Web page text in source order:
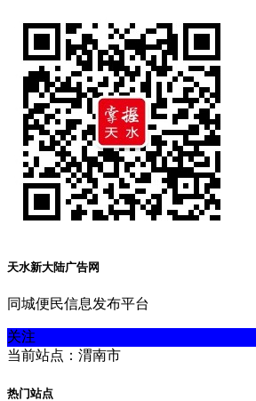
天水新大陆广告网
同城便民信息发布平台
关注
当前站点：渭南市
热门站点